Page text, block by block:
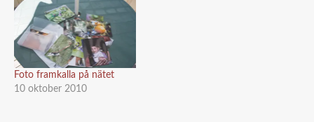
Foto framkalla på nätet
10 oktober 2010